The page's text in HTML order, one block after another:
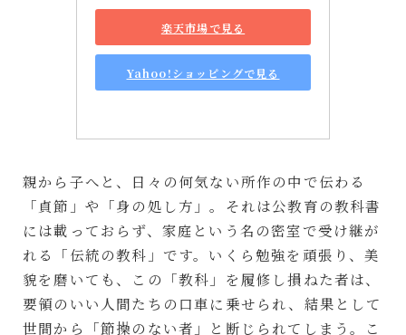
楽天市場で見る
Yahoo!ショッピングで見る
親から子へと、日々の何気ない所作の中で伝わる
「貞節」や「身の処し方」。それは公教育の教科書
には載っておらず、家庭という名の密室で受け継が
れる「伝統の教科」です。いくら勉強を頑張り、美
貌を磨いても、この「教科」を履修し損ねた者は、
要領のいい人間たちの口車に乗せられ、結果として
世間から「節操のない者」と断じられてしまう。こ